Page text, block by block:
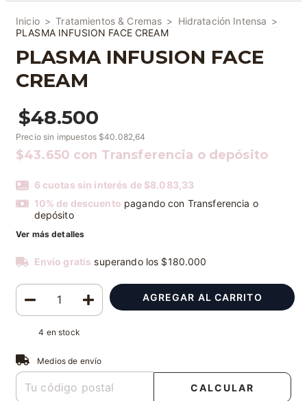
Inicio > Tratamientos & Cremas > Hidratación Intensa >
PLASMA INFUSION FACE CREAM
PLASMA INFUSION FACE
CREAM
$48.500
Precio sin impuestos $40.082,64
$43.650 con Transferencia o depósito
6 cuotas sin interés de $8.083,33
10% de descuento pagando con Transferencia o
depósito
Ver más detalles
Envío gratis superando los $180.000
4 en stock
Entregas para el CP:
Medios de envío
CALCULAR